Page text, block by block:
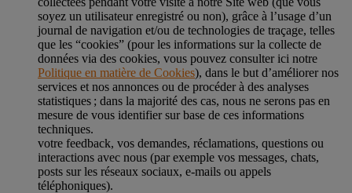
soyez un utilisateur enregistré ou non), grâce à l’usage d’un
journal de navigation et/ou de technologies de traçage, telles
que les “cookies” (pour les informations sur la collecte de
données via des cookies, vous pouvez consulter ici notre
Politique en matière de Cookies), dans le but d’améliorer nos
services et nos annonces ou de procéder à des analyses
statistiques ; dans la majorité des cas, nous ne serons pas en
mesure de vous identifier sur base de ces informations
techniques.
votre feedback, vos demandes, réclamations, questions ou
interactions avec nous (par exemple vos messages, chats,
posts sur les réseaux sociaux, e-mails ou appels
téléphoniques).